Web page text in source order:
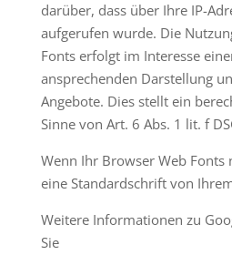
darüber, dass über Ihre IP-
aufgerufen wurde. Die
Fonts erfolgt im Interesse
ansprechenden Darstellung
Angebote. Dies stellt ein
Sinne von Art. 6 Abs. 1 lit. f
Wenn Ihr Browser Web
eine Standardschrift von
Weitere Informationen zu
Sie